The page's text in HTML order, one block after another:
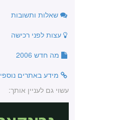
שאלות ותשובות
עצות לפני רכישה
מה חדש 2006
מידע באתרים
עשוי גם לעניין אותך: